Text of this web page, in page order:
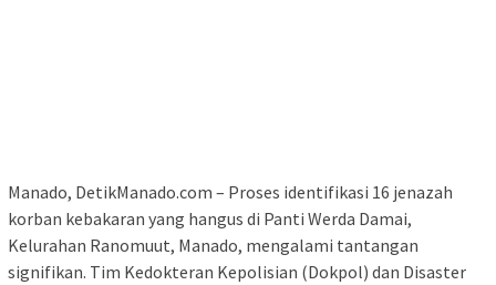
Manado, DetikManado.com – Proses identifikasi 16 jenazah
korban kebakaran yang hangus di Panti Werda Damai,
Kelurahan Ranomuut, Manado, mengalami tantangan
signifikan. Tim Kedokteran Kepolisian (Dokpol) dan Disaster